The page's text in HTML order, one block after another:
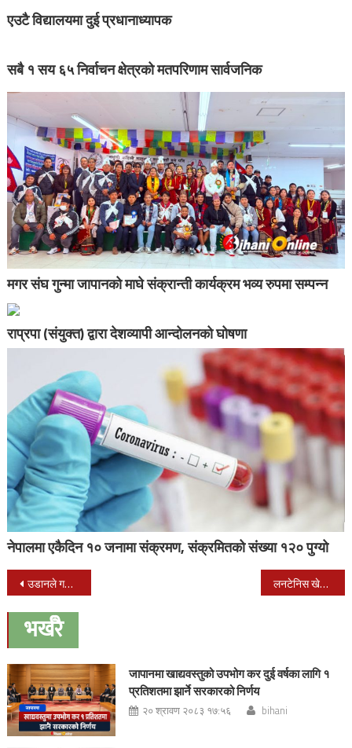
एउटै विद्यालयमा दुई प्रधानाध्यापक
सबै १ सय ६५ निर्वाचन क्षेत्रको मतपरिणाम सार्वजनिक
मगर संघ गुन्मा जापानको माघे संक्रान्ती कार्यक्रम भव्य रुपमा सम्पन्न
राप्रपा (संयुक्त) द्वारा देशव्यापी आन्दोलनको घोषणा
नेपालमा एकैदिन १० जनामा संक्रमण, संक्रमितको संख्या १२० पुग्यो
Post
navigation
उडानले गर्यो मोटिभेसनल सेमिनार तथा नयाँ वर्ष विशेष कार्यक्रम लनटेनिस खेलमा दिदीभाइलाई स्वर्ण
भर्खरै
जापानमा खाद्यवस्तुको उपभोग कर दुई वर्षका लागि १
प्रतिशतमा झार्ने सरकारको निर्णय
२० श्रावण २०८३ १७:५६ bihani